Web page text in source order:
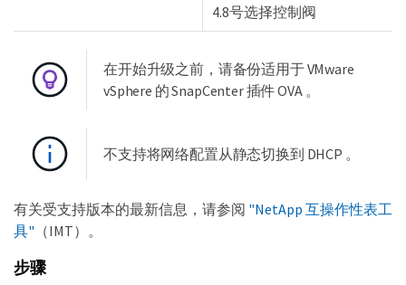
4.8号选择控制阀
在开始升级之前，请备份适用于 VMware
vSphere 的 SnapCenter 插件 OVA 。
不支持将网络配置从静态切换到 DHCP 。
有关受支持版本的最新信息，请参阅 "NetApp 互操作性表工
具" （IMT）。
步骤